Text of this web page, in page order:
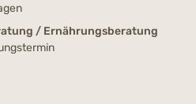
/ Ernährungsberatung